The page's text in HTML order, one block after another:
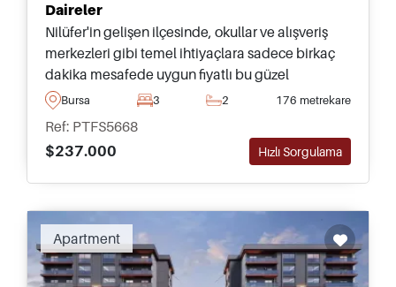
Daireler
Nilüfer'in gelişen ilçesinde, okullar ve alışveriş
merkezleri gibi temel ihtiyaçlara sadece birkaç
dakika mesafede uygun fiyatlı bu güzel
dairelerden birini satın alarak Bursa'nın huzurlu
Bursa 3 2 176 metrekare
Ref: PTFS5668
$237.000
Hızlı Sorgulama
Apartment